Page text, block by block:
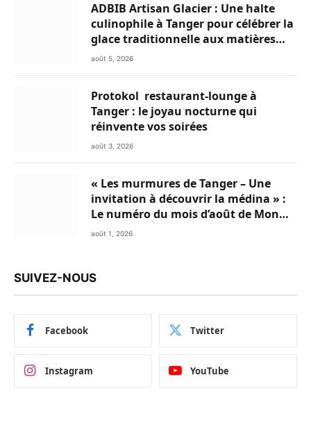
ADBIB Artisan Glacier : Une halte
culinophile à Tanger pour célébrer la
glace traditionnelle aux matières
premières de choix
août 5, 2026
Protokol restaurant-lounge à
Tanger : le joyau nocturne qui
réinvente vos soirées
août 3, 2026
« Les murmures de Tanger – Une
invitation à découvrir la médina » :
Le numéro du mois d’août de Mon
Livret du Nord du Maroc est
août 1, 2026
SUIVEZ-NOUS
Facebook Twitter
Instagram YouTube